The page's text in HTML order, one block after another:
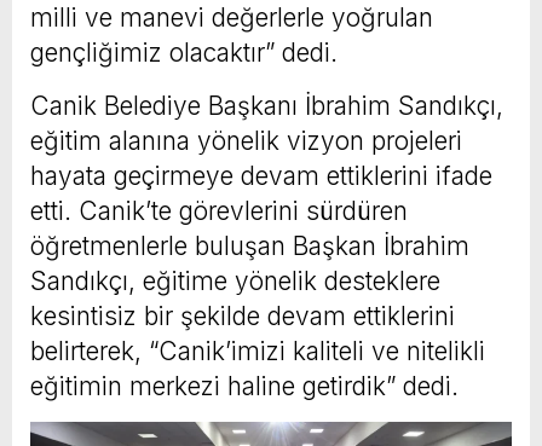
milli ve manevi değerlerle yoğrulan
gençliğimiz olacaktır” dedi.
Canik Belediye Başkanı İbrahim Sandıkçı,
eğitim alanına yönelik vizyon projeleri
hayata geçirmeye devam ettiklerini ifade
etti. Canik’te görevlerini sürdüren
öğretmenlerle buluşan Başkan İbrahim
Sandıkçı, eğitime yönelik desteklere
kesintisiz bir şekilde devam ettiklerini
belirterek, “Canik’imizi kaliteli ve nitelikli
eğitimin merkezi haline getirdik” dedi.